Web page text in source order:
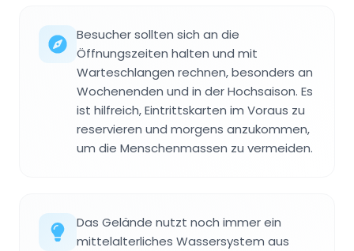
Besucher sollten sich an die
Öffnungszeiten halten und mit
Warteschlangen rechnen, besonders an
Wochenenden und in der Hochsaison. Es
ist hilfreich, Eintrittskarten im Voraus zu
reservieren und morgens anzukommen,
um die Menschenmassen zu vermeiden.
Das Gelände nutzt noch immer ein
mittelalterliches Wassersystem aus